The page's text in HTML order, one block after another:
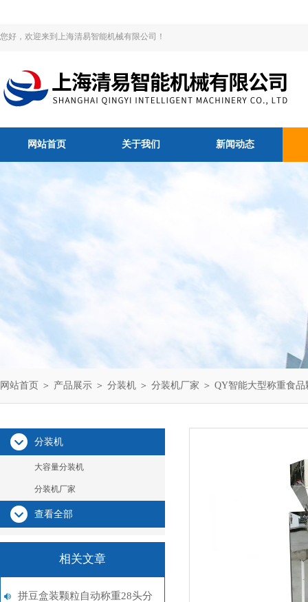
您好，欢迎来到上海清易智能机械有限公司！
网站首页 关于我们 新闻动态
网站首页 ＞ 产品展示 ＞ 分装机 ＞ 分装机厂家 ＞ QY智能大型称重食
分装机
大容量分装机
分装机厂家
查看全部
相关文章
拼豆盒装颗粒自动称重28头分